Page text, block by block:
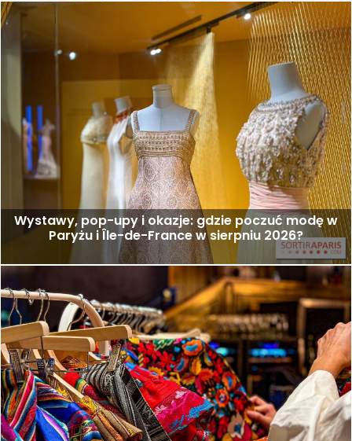
Wystawy, pop-upy i okazje: gdzie poczuć modę w
Paryżu i Île-de-France w sierpniu 2026?